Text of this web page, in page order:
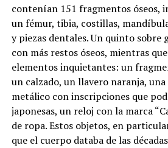
contenían 151 fragmentos óseos,
un fémur, tibia, costillas,
y piezas dentales. Un quinto sobre
con más restos óseos, mientras
elementos inquietantes: un
un calzado, un llavero naranja,
metálico con inscripciones que
japonesas, un reloj con la marca
de ropa. Estos objetos, en
que el cuerpo databa de las